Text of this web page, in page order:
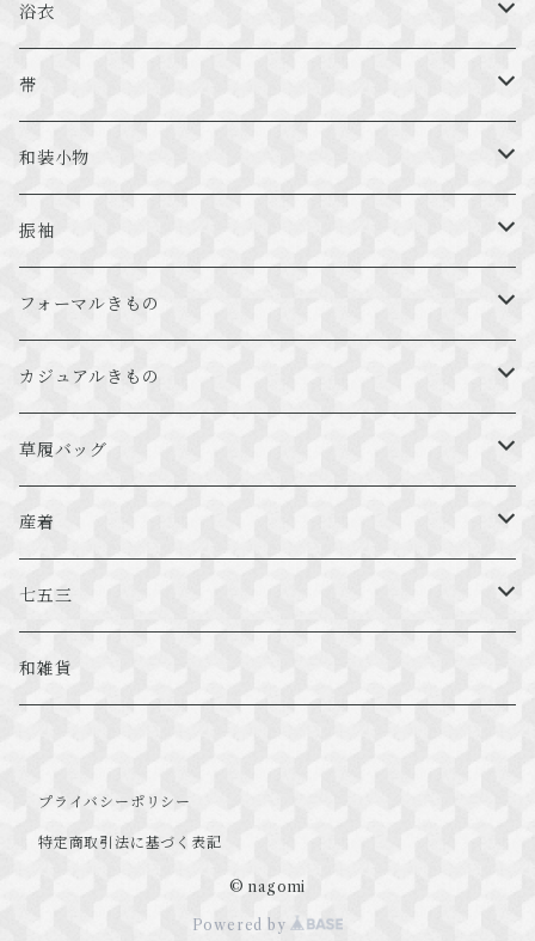
浴衣
プレタ
絞り
特選浴衣
帯
袋帯
名古屋帯
半幅帯
京袋帯
兵児帯
和装小物
羽織紐
振袖
振袖レンタルパック
振袖袋帯
振袖草履バッグ
振袖小物
フォーマルきもの
フォーマル用袋帯
フォーマル用草履バッグ
フォーマル用小物
カジュアルきもの
カジュアル帯
カジュアル草履バッグ
カジュアル用小物
草履バッグ
振袖用
フォーマル用
カジュアル用
産着
男の子
女の子
七五三
被布
和雑貨
プライバシーポリシー
特定商取引法に基づく表記
© nagomi
Powered by